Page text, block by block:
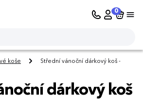
0
koše
Střední vánoční dárkový koš -
dárkový koš